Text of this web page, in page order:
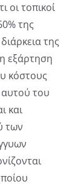
οι τοπικοί
της
της
εξάρτηση
κόστους
αυτού του
και
των